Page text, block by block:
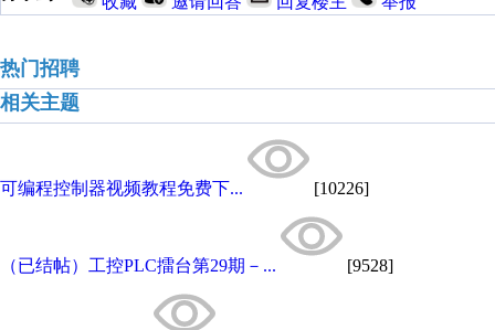
热门招聘
相关主题
可编程控制器视频教程免费下... [10226]
（已结帖）工控PLC擂台第29期－... [9528]